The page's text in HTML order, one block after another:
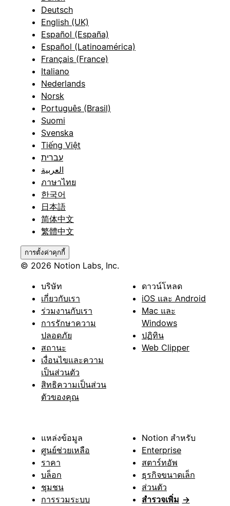
Deutsch
English (UK)
Español (España)
Español (Latinoamérica)
Français (France)
Italiano
Nederlands
Norsk
Português (Brasil)
Suomi
Svenska
Tiếng Việt
עברית
العربية
ภาษาไทย
한국어
日本語
简体中文
繁體中文
การตั้งค่าคุกกี้
© 2026 Notion Labs, Inc.
บริษัท
เกี่ยวกับเรา
ร่วมงานกับเรา
การรักษาความ
ปลอดภัย
สถานะ
เงื่อนไขและความ
เป็นส่วนตัว
สิทธิความเป็นส่วน
ตัวของคุณ
ดาวน์โหลด
iOS และ Android
Mac และ
Windows
ปฏิทิน
Web Clipper
แหล่งข้อมูล
ศูนย์ช่วยเหลือ
ราคา
บล็อก
ชุมชน
การรวมระบบ
Notion สำหรับ
Enterprise
สตาร์ทอัพ
ธุรกิจขนาดเล็ก
ส่วนตัว
สำรวจเพิ่ม →